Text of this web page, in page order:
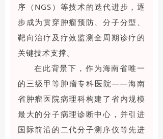
序（NGS）等技术的迭代进步，逐
步成为贯穿肿瘤预防、分子分型、
靶向治疗及疗效监测全周期诊疗的
关键技术支撑。
在此背景下，作为海南省唯一
的三级甲等肿瘤专科医院——海南
省肿瘤医院病理科构建了省内规模
最大的分子病理诊断中心，并引进
国际前沿的二代分子测序仪等先进